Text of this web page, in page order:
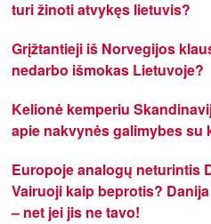
turi žinoti atvykęs lietuvis?
Grįžtantieji iš Norvegijos
nedarbo išmokas Lietuvoje?
Kelionė kemperiu
apie nakvynės galimybes su
Europoje analogų neturintis
Vairuoji kaip beprotis?
– net jei jis ne tavo!